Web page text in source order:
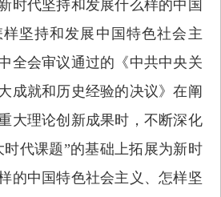
时代坚持和发展什么样的中国
坚持和发展中国特色社会主
全会审议通过的《中共中央关
成就和历史经验的决议》在阐
大理论创新成果时，不断深化
代课题”的基础上拓展为新时
的中国特色社会主义、怎样坚